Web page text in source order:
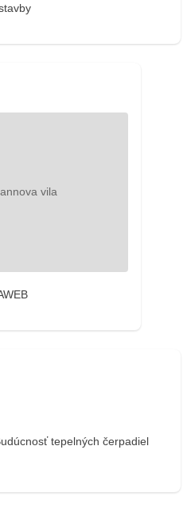
tepelných čerpadiel